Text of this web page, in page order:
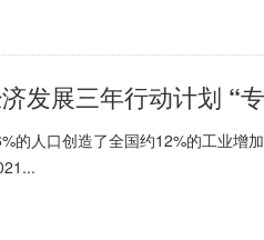
的人口创造了全国约12%的工业增